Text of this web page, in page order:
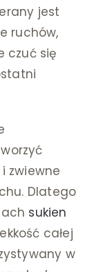
jest
ruchów,
czuć się
zwiewne
Dlatego
sukien
całej
w